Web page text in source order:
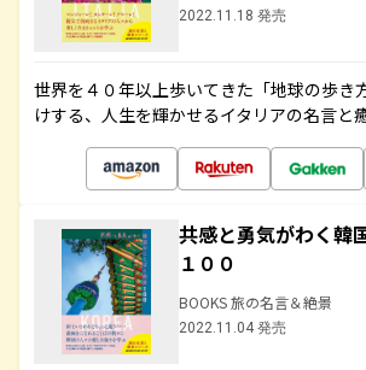
2022.11.18 発売
世界を４０年以上歩いてきた「地球の歩き
けする、人生を輝かせるイタリアの名言と
共感と勇気がわく韓
１００
BOOKS 旅の名言＆絶景
2022.11.04 発売